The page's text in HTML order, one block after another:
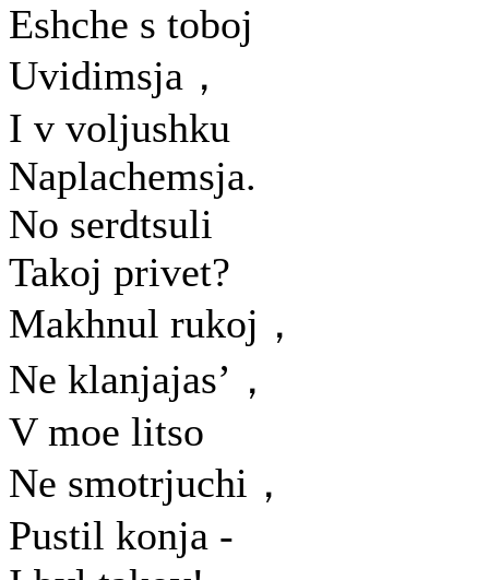
Eshche s toboj
Uvidimsja，
I v voljushku
Naplachemsja.
No serdtsuli
Takoj privet?
Makhnul rukoj，
Ne klanjajas’，
V moe litso
Ne smotrjuchi，
Pustil konja -